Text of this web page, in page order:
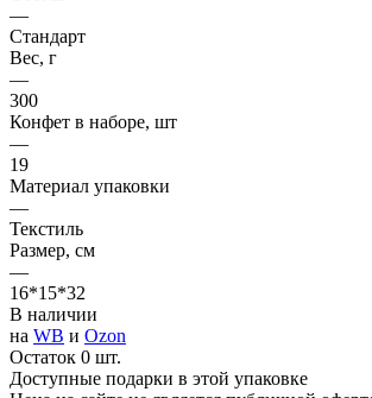
—
Стандарт
Вес, г
—
300
Конфет в наборе, шт
—
19
Материал упаковки
—
Текстиль
Размер, см
—
16*15*32
В наличии
на WB и Ozon
Остаток 0 шт.
Доступные подарки в этой упаковке